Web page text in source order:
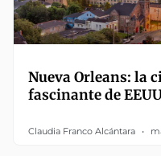
Nueva Orleans: la
fascinante de
Claudia Franco Alcántara